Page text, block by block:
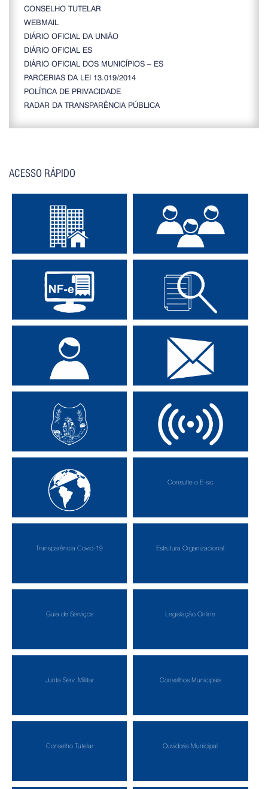
CONSELHO TUTELAR
WEBMAIL
DIÁRIO OFICIAL DA UNIÃO
DIÁRIO OFICIAL ES
DIÁRIO OFICIAL DOS MUNICÍPIOS – ES
PARCERIAS DA LEI 13.019/2014
POLÍTICA DE PRIVACIDADE
RADAR DA TRANSPARÊNCIA PÚBLICA
ACESSO RÁPIDO
Consulte Iptu On-Line Portal do Contribuinte
Nota Fiscal Eletrônica Contra Cheque
Portal do Servidor Fale com o Prefeito
Secretarias Municipais Transmissão Online
Portal da Transparência
Consulte o E-sic
Transparência Covid-19 Estrutura Organizacional
Guia de Serviços Legislação Online
Junta Serv. Militar Conselhos Municipais
Conselho Tutelar Ouvidoria Municipal